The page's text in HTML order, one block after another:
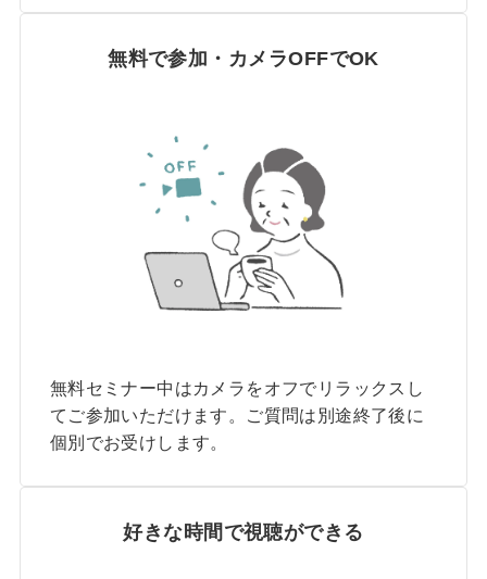
無料で参加・カメラOFFでOK
無料セミナー中はカメラをオフでリラックスし
てご参加いただけます。ご質問は別途終了後に
個別でお受けします。
好きな時間で視聴ができる